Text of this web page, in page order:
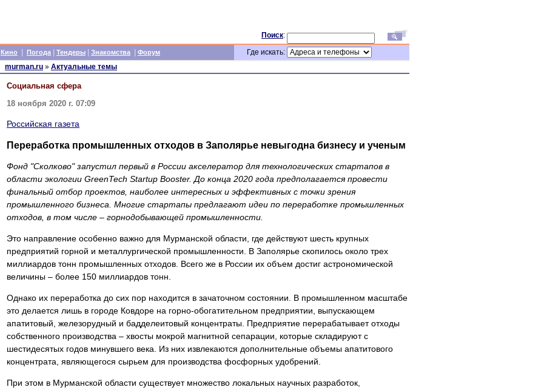
Поиск:
Кино Погода Тендеры Знакомства Форум
Где искать:
murman.ru » Актуальные темы
Социальная сфера
18 ноября 2020 г. 07:09
Российская газета
Переработка промышленных отходов в Заполярье невыгодна бизнесу и ученым
Фонд "Сколково" запустил первый в России акселератор для технологических стартапов в
области экологии GreenTech Startup Booster. До конца 2020 года предполагается провести
финальный отбор проектов, наиболее интересных и эффективных с точки зрения
промышленного бизнеса. Многие стартапы предлагают идеи по переработке промышленных
отходов, в том числе – горнодобывающей промышленности.
Это направление особенно важно для Мурманской области, где действуют шесть крупных
предприятий горной и металлургической промышленности. В Заполярье скопилось около трех
миллиардов тонн промышленных отходов. Всего же в России их объем достиг астрономической
величины – более 150 миллиардов тонн.
Однако их переработка до сих пор находится в зачаточном состоянии. В промышленном масштабе
это делается лишь в городе Ковдоре на горно-обогатительном предприятии, выпускающем
апатитовый, железорудный и бадделеитовый концентраты. Предприятие перерабатывает отходы
собственного производства – хвосты мокрой магнитной сепарации, которые складируют с
шестидесятых годов минувшего века. Из них извлекаются дополнительные объемы апатитового
концентрата, являющегося сырьем для производства фосфорных удобрений.
При этом в Мурманской области существует множество локальных научных разработок,